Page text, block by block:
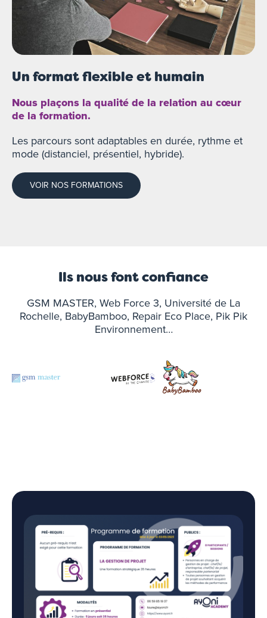
Un format flexible et humain
Nous plaçons la qualité de la relation au cœur
de la formation.
Les parcours sont adaptables en durée, rythme et
mode (distanciel, présentiel, hybride).
VOIR NOS FORMATIONS
Ils nous font confiance
GSM MASTER, Web Force 3, Université de La
Rochelle, BabyBamboo, Repair Eco Place, Pik Pik
Environnement…